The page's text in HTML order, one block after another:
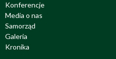
Konferencje
Media o nas
Samorząd
Galeria
Kronika